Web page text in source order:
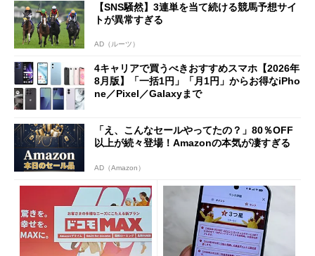
も
【SNS騒然】3連単を当て続ける競馬予想サイ
トが異常すぎる
AD（ルーツ）
4キャリアで買うべきおすすめスマホ【2026年
8月版】「一括1円」「月1円」からお得なiPho
ne／Pixel／Galaxyまで
「え、こんなセールやってたの？」80％OFF
以上が続々登場！Amazonの本気が凄すぎる
AD（Amazon）